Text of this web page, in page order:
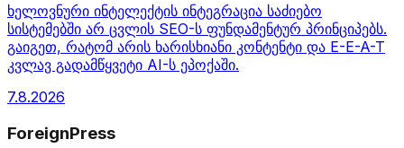
ხელოვნური ინტელექტის ინტეგრაცია საძიებო
სისტემებში არ ცვლის SEO-ს ფუნდამენტურ პრინციპებს.
გაიგეთ, რატომ არის ხარისხიანი კონტენტი და E-E-A-T
კვლავ გადამწყვეტი AI-ს ეპოქაში.
7.8.2026
ForeignPress